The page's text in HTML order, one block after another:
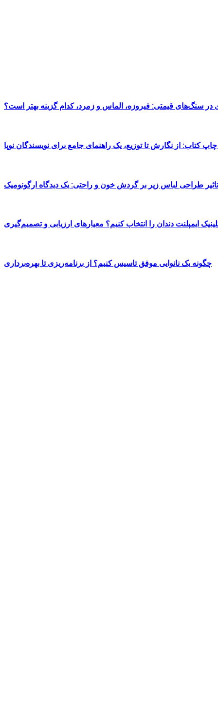
در سنگ‌های قیمتی: فیروزه، الماس و زمرد، کدام گزینه بهتر است؟
چاپ کتاب: از نگارش تا توزیع، یک راهنمای جامع برای نویسندگان نوپا
تاثیر طراحی لباس زیر بر گردش خون و راحتی: یک دیدگاه ارگونومیک
ایمپلنت دندان را انتخاب کنیم؟ معیارهای ارزیابی و تصمیم‌گیری
چگونه یک نانوایی موفق تاسیس کنیم؟ از برنامه‌ریزی تا بهره‌برداری